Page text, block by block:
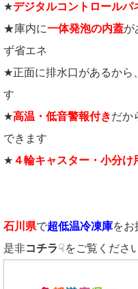
★デジタルコントロールパ
★庫内に一体発泡の内蓋が
ず省エネ
★正面に排水口があるから
す
★高温・低音警報付きだか
できます
★ ４輪キャスター・小分け
石川県で超低温冷凍庫をお
是非コチラ☟をご覧くださ